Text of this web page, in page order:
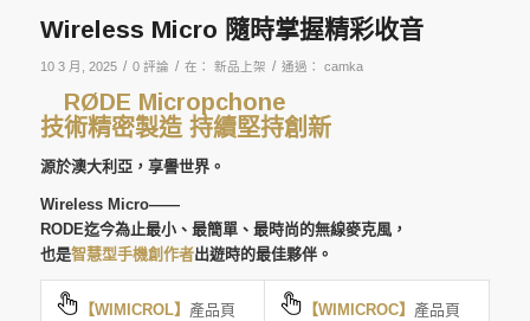
Wireless Micro 隨時掌握精彩收音
10 3 月, 2025 / 0 評論 / 在： 新品上架 / 通過： camka
RØDE Micropchone
技術精密製造 持續堅持創新
源於澳大利亞，享譽世界。
Wireless Micro——
RODE迄今為止最小、最簡單、最時尚的無線麥克風，
也是智慧型手機創作者出遊時的最佳夥伴。
【WIMICROL】 產品頁
【WIMICROC】 產品頁